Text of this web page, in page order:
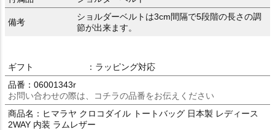
備考
ショルダーベルトは3cm間隔で5段階の長さの調
節が出来ます。
ギフト
：ラッピング対応
品番：06001343r
お問い合わせの際は、コチラの品番をお伝えください
商品名：ヒマラヤ クロコダイル トートバッグ 日本製 レディース
2WAY 内装 ラムレザー